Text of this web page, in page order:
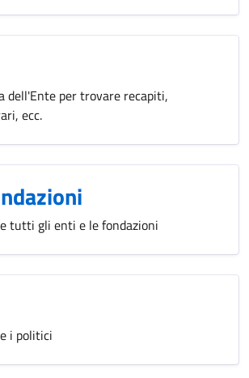
dell'Ente per trovare recapiti,
ecc.
tutti gli enti e le fondazioni
i politici